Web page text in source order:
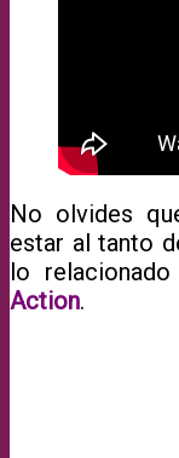
No olvides
estar al tanto
lo
Action.